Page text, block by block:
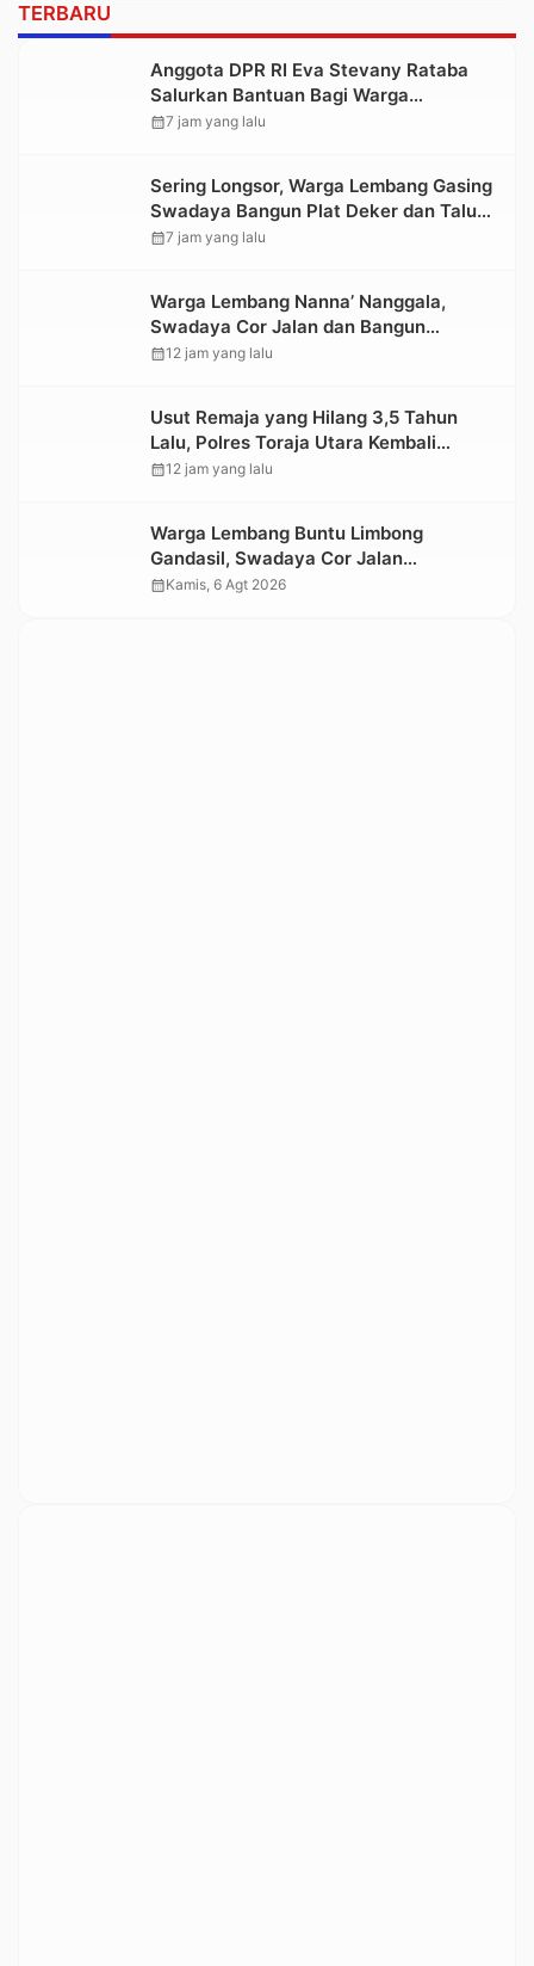
TERBARU
Anggota DPR RI Eva Stevany Rataba
Salurkan Bantuan Bagi Warga
Terdampak Longsor di Buntu Pepasan
calendar_month7 jam yang lalu
Sering Longsor, Warga Lembang Gasing
Swadaya Bangun Plat Deker dan Talut
Jalan Penghubung Antar Lembang
calendar_month7 jam yang lalu
Warga Lembang Nanna’ Nanggala,
Swadaya Cor Jalan dan Bangun
Jembatan
calendar_month12 jam yang lalu
Usut Remaja yang Hilang 3,5 Tahun
Lalu, Polres Toraja Utara Kembali
Datangi TKP
calendar_month12 jam yang lalu
Warga Lembang Buntu Limbong
Gandasil, Swadaya Cor Jalan
Sepanjang 500 Meter
calendar_monthKamis, 6 Agt 2026